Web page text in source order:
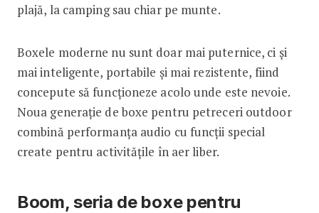
plajă, la camping sau chiar pe munte.
Boxele moderne nu sunt doar mai puternice, ci și
mai inteligente, portabile și mai rezistente, fiind
concepute să funcționeze acolo unde este nevoie.
Noua generație de boxe pentru petreceri outdoor
combină performanța audio cu funcții special
create pentru activitățile în aer liber.
Boom, seria de boxe pentru